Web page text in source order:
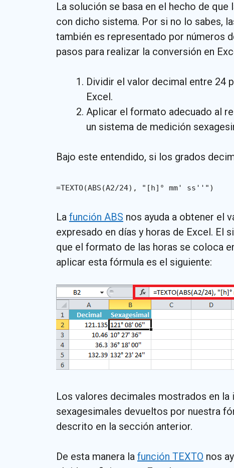
La solución se basa en el hecho de
con dicho sistema. Por si no lo sabes,
también es representado por números
pasos para realizar la conversión en
Dividir el valor decimal entre 24
Excel.
Aplicar el formato adecuado al
un sistema de medición
Bajo este entendido, si los grados
=TEXTO(ABS(A2/24), "[h]° mm' ss''")
La función ABS nos ayuda a obtener el
expresado en días y horas de Excel. El
que el formato de las horas se coloca
aplicar esta fórmula es el siguiente:
Los valores decimales mostrados en
sexagesimales devueltos por nuestra
descrito en la sección anterior.
De esta manera la función TEXTO nos